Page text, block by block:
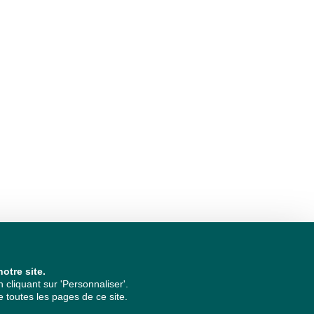
site.
sur 'Personnaliser'.
les pages de ce site.